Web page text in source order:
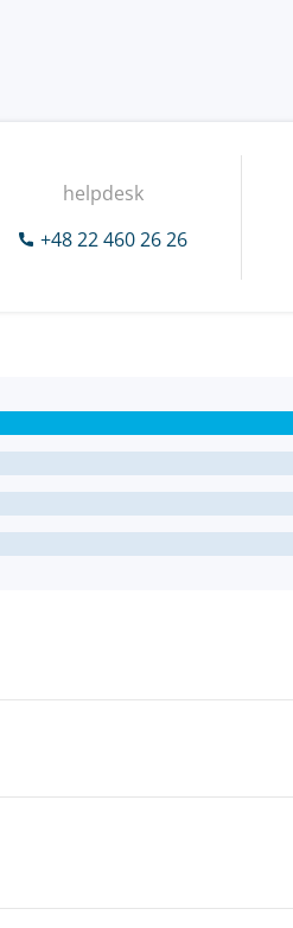
helpdesk
+48 22 460 26 26